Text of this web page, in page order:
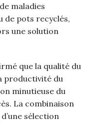
maladies
de pots recyclés,
une solution
que la qualité du
productivité du
minutieuse du
La combinaison
sélection